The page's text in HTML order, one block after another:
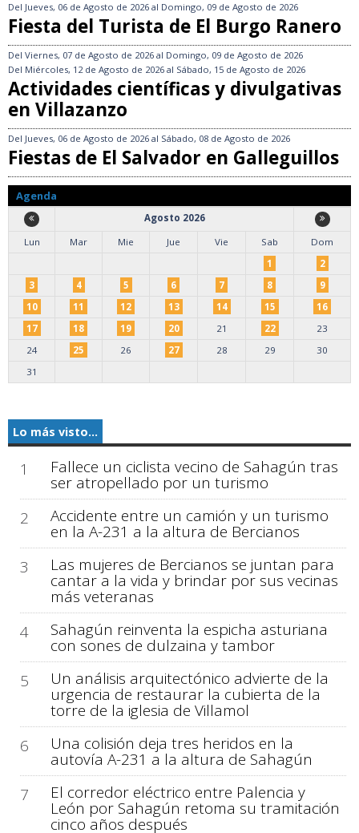
Del Jueves, 06 de Agosto de 2026 al Domingo, 09 de Agosto de 2026
Fiesta del Turista de El Burgo Ranero
Del Viernes, 07 de Agosto de 2026 al Domingo, 09 de Agosto de 2026
Del Miércoles, 12 de Agosto de 2026 al Sábado, 15 de Agosto de 2026
Actividades científicas y divulgativas
en Villazanzo
Del Jueves, 06 de Agosto de 2026 al Sábado, 08 de Agosto de 2026
Fiestas de El Salvador en Galleguillos
Agenda
Agosto 2026
Lun
Mar Mie Jue Vie Sab
Dom
1
2
3
4 5 6 7 8
9
10
11 12 13 14 15
16
17
18 19 20 21 22
23
24
25 26 27 28 29
30
31
Lo más visto...
1 Fallece un ciclista vecino de Sahagún tras
ser atropellado por un turismo
2
Accidente entre un camión y un turismo
en la A-231 a la altura de Bercianos
3
Las mujeres de Bercianos se juntan para
cantar a la vida y brindar por sus vecinas
más veteranas
4
Sahagún reinventa la espicha asturiana
con sones de dulzaina y tambor
5
Un análisis arquitectónico advierte de la
urgencia de restaurar la cubierta de la
torre de la iglesia de Villamol
6
Una colisión deja tres heridos en la
autovía A-231 a la altura de Sahagún
7
El corredor eléctrico entre Palencia y
León por Sahagún retoma su tramitación
cinco años después